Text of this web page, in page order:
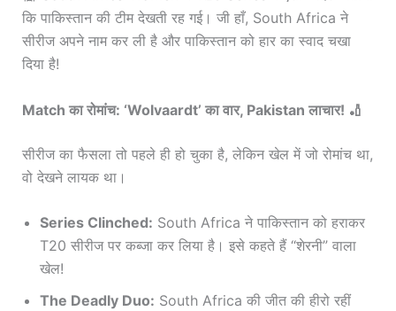
कि पाकिस्तान की टीम देखती रह गई। जी हाँ, South Africa ने
सीरीज अपने नाम कर ली है और पाकिस्तान को हार का स्वाद चखा
दिया है!
Match का रोमांच: ‘Wolvaardt’ का वार, Pakistan लाचार! 🏏
सीरीज का फैसला तो पहले ही हो चुका है, लेकिन खेल में जो रोमांच था,
वो देखने लायक था।
Series Clinched: South Africa ने पाकिस्तान को हराकर
T20 सीरीज पर कब्जा कर लिया है। इसे कहते हैं “शेरनी” वाला
खेल!
The Deadly Duo: South Africa की जीत की हीरो रहीं